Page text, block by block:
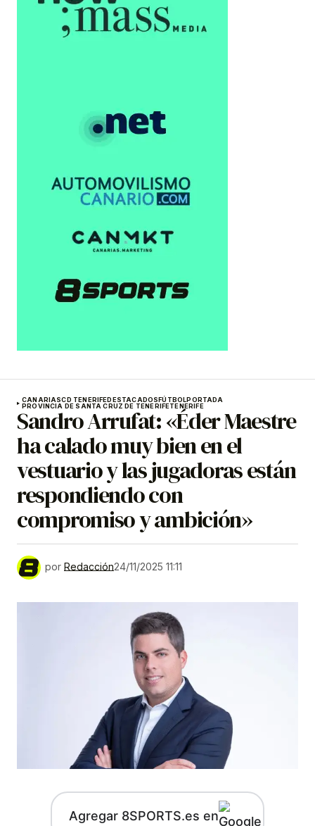
CANARIASCD TENERIFEDESTACADOSFÚTBOLPORTADA
PROVINCIA DE SANTA CRUZ DE TENERIFETENERIFE
Sandro Arrufat: «Éder Maestre
ha calado muy bien en el
vestuario y las jugadoras están
respondiendo con
compromiso y ambición»
por Redacción24/11/2025 11:11
Agregar 8SPORTS.es en